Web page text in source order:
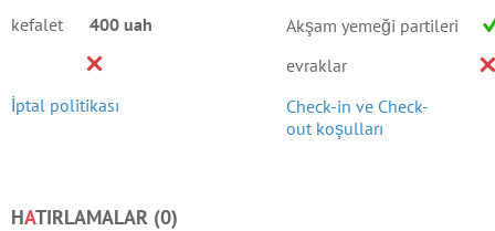
kefalet
400 uah
İptal politikası
Akşam yemeği partileri
evraklar
Check-in ve Check-
out koşulları
HATIRLAMALAR (0)